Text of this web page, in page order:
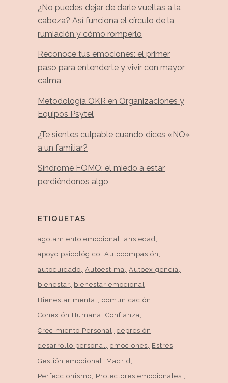
¿No puedes dejar de darle vueltas a la
cabeza? Así funciona el círculo de la
rumiación y cómo romperlo
Reconoce tus emociones: el primer
paso para entenderte y vivir con mayor
calma
Metodología OKR en Organizaciones y
Equipos Psytel
¿Te sientes culpable cuando dices «NO»
a un familiar?
Síndrome FOMO: el miedo a estar
perdiéndonos algo
ETIQUETAS
agotamiento emocional ansiedad
apoyo psicológico Autocompasión
autocuidado Autoestima Autoexigencia
bienestar
bienestar emocional
Bienestar mental comunicación
Conexión Humana Confianza
Crecimiento Personal depresión
desarrollo personal emociones
Estrés
Gestión emocional
Madrid
Perfeccionismo
Protectores emocionales.